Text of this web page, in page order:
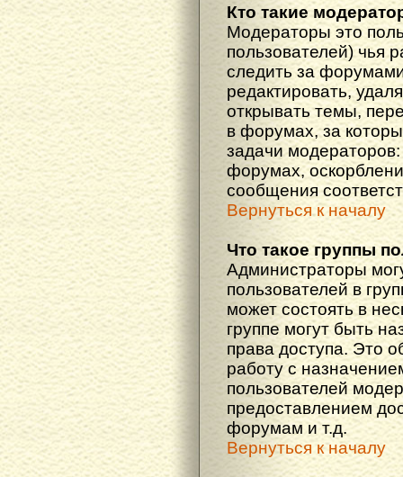
Кто такие
Модераторы это
пользователей) чья
следить за
редактировать,
открывать темы,
в форумах, за
задачи
форумах,
сообщения
Вернуться к началу
Что такое группы
Администраторы
пользователей в
может состоять в
группе могут быть
права доступа. Это
работу с
пользователей
предоставлением
форумам и т.д.
Вернуться к началу